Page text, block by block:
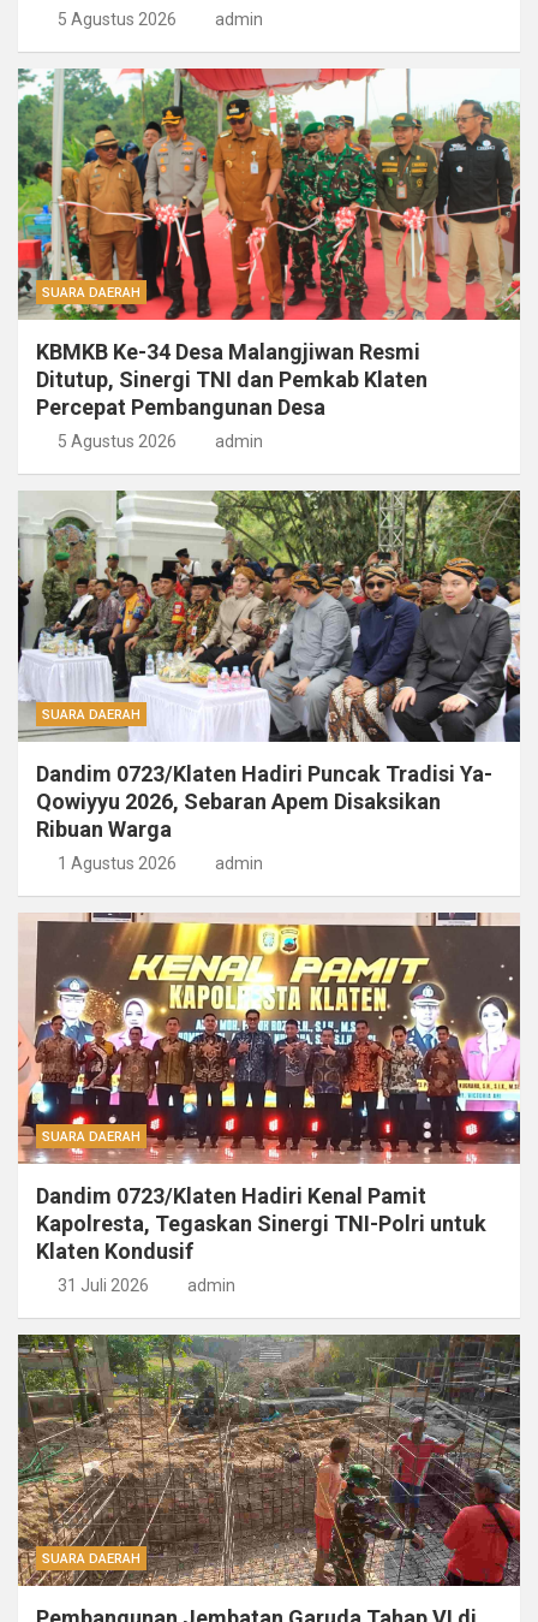
5 Agustus 2026 admin
SUARA DAERAH
KBMKB Ke-34 Desa Malangjiwan Resmi
Ditutup, Sinergi TNI dan Pemkab Klaten
Percepat Pembangunan Desa
5 Agustus 2026 admin
SUARA DAERAH
Dandim 0723/Klaten Hadiri Puncak Tradisi Ya-
Qowiyyu 2026, Sebaran Apem Disaksikan
Ribuan Warga
1 Agustus 2026 admin
SUARA DAERAH
Dandim 0723/Klaten Hadiri Kenal Pamit
Kapolresta, Tegaskan Sinergi TNI-Polri untuk
Klaten Kondusif
31 Juli 2026 admin
SUARA DAERAH